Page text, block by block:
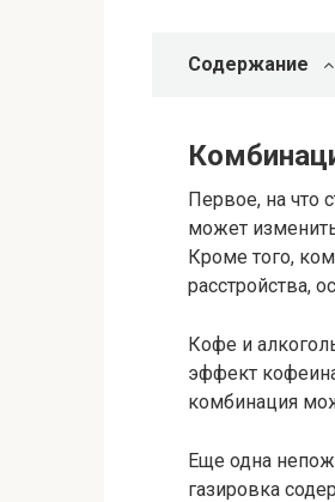
Содержание
Первое, на что
может
Кроме того,
расстройства,
Кофе и
эффект
комбинация
Еще одна
газировка